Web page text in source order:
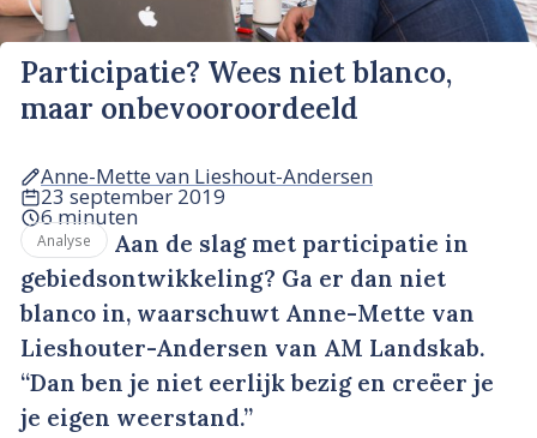
Participatie? Wees niet blanco,
maar onbevooroordeeld
Anne-Mette van Lieshout-Andersen
23 september 2019
6 minuten
Analyse
Aan de slag met participatie in
gebiedsontwikkeling? Ga er dan niet
blanco in, waarschuwt Anne-Mette van
Lieshouter-Andersen van AM Landskab.
“Dan ben je niet eerlijk bezig en creëer je
je eigen weerstand.”